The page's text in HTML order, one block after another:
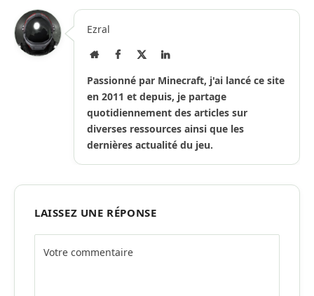
Ezral
Site
Facebook
X
LinkedIn
Passionné par Minecraft, j'ai lancé ce site
en 2011 et depuis, je partage
quotidiennement des articles sur
diverses ressources ainsi que les
dernières actualité du jeu.
LAISSEZ UNE RÉPONSE